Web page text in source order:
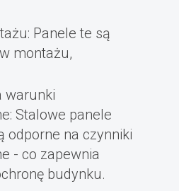
Panele te są
montażu,
warunki
Stalowe panele
odporne na czynniki
- co zapewnia
budynku.